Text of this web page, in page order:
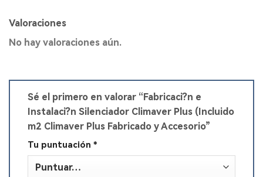
Valoraciones
No hay valoraciones aún.
Sé el primero en valorar “Fabricaci?n e
Instalaci?n Silenciador Climaver Plus (Incluido
m2 Climaver Plus Fabricado y Accesorio”
Tu puntuación *